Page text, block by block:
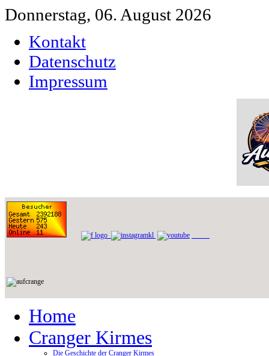
Donnerstag, 06. August 2026
Kontakt
Datenschutz
Impressum
Home
Cranger Kirmes
Die Geschichte der Cranger Kirmes